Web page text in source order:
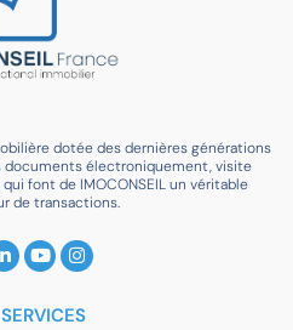
dotée des dernières générations
documents électroniquement, visite
font de IMOCONSEIL un véritable
de transactions.